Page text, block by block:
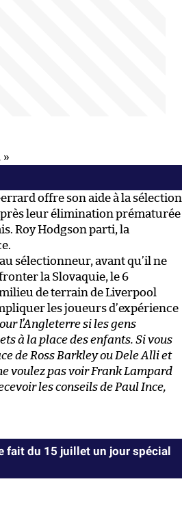
»
offre son aide à la sélection
leur élimination prématurée
Roy Hodgson parti, la
sélectionneur, avant qu’il ne
la Slovaquie, le 6
de terrain de Liverpool
les joueurs d’expérience
l’Angleterre si les gens
à la place des enfants. Si vous
de Ross Barkley ou Dele Alli et
voulez pas voir Frank Lampard
les conseils de Paul Ince,
fait du 15 juillet un jour spécial